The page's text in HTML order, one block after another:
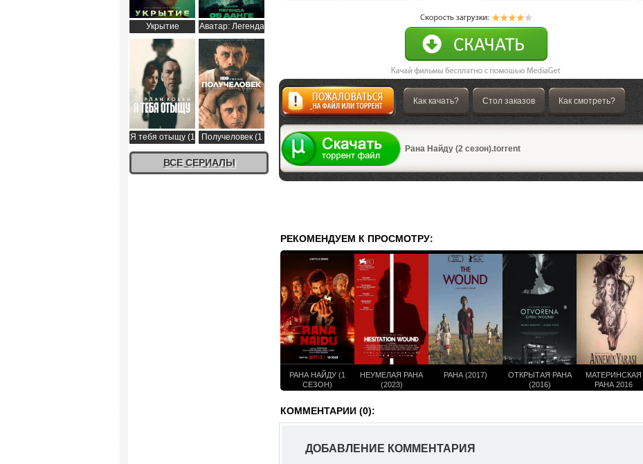
Укрытие
(Бункер) (3
сезон)
Аватар: Легенда
об Аанге (2
сезон)
Я тебя отыщу (1
сезон)
Получеловек (1
сезон)
ВСЕ СЕРИАЛЫ
Жалоба
Как качать? Стол заказов Как смотреть?
Рана Найду (2 сезон).torrent
РЕКОМЕНДУЕМ К ПРОСМОТРУ:
РАНА НАЙДУ (1
СЕЗОН)
НЕУМЕЛАЯ РАНА
(2023)
РАНА (2017)
ОТКРЫТАЯ РАНА
(2016)
МАТЕРИНСКАЯ
РАНА 2016
КОММЕНТАРИИ (0):
ДОБАВЛЕНИЕ КОММЕНТАРИЯ